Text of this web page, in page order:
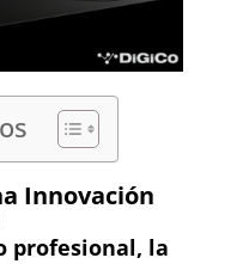
Innovación
profesional, la